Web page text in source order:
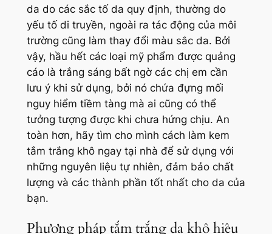
da do các sắc tố da quy định, thường do
yếu tố di truyền, ngoài ra tác động của môi
trường cũng làm thay đổi màu sắc da. Bởi
vậy, hầu hết các loại mỹ phẩm được quảng
cáo là trắng sáng bất ngờ các chị em cần
lưu ý khi sử dụng, bởi nó chứa đựng mối
nguy hiểm tiềm tàng mà ai cũng có thể
tưởng tượng được khi chưa hứng chịu. An
toàn hơn, hãy tìm cho mình cách làm kem
tắm trắng khô ngay tại nhà để sử dụng với
những nguyên liệu tự nhiên, đảm bảo chất
lượng và các thành phần tốt nhất cho da của
bạn.
Phương pháp tắm trắng da khô hiệu